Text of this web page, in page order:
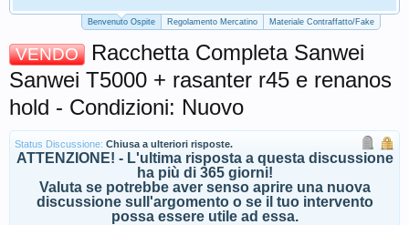
Benvenuto Ospite Regolamento Mercatino Materiale Contraffatto/Fake
VENDO
Racchetta Completa Sanwei
Sanwei T5000 + rasanter r45 e renanos
hold - Condizioni: Nuovo
Status Discussione: Chiusa a ulteriori risposte.
ATTENZIONE! - L'ultima risposta a questa discussione
ha più di 365 giorni!
Valuta se potrebbe aver senso aprire una nuova
discussione sull'argomento o se il tuo intervento
possa essere utile ad essa.